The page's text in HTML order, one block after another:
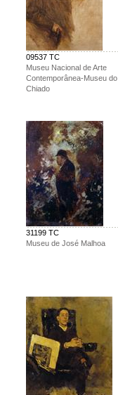
09537 TC
Museu Nacional de Arte
Contemporânea-Museu do
Chiado
31199 TC
Museu de José Malhoa